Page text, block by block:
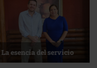
La esencia del servicio